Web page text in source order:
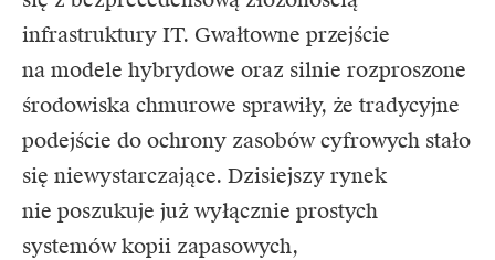
infrastruktury IT. Gwałtowne przejście
na modele hybrydowe oraz silnie rozproszone
środowiska chmurowe sprawiły, że tradycyjne
podejście do ochrony zasobów cyfrowych stało
się niewystarczające. Dzisiejszy rynek
nie poszukuje już wyłącznie prostych
systemów kopii zapasowych,